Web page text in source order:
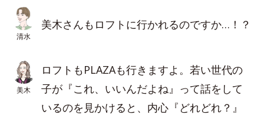
清水
美木さんもロフトに行かれるのですか…！？
美木
ロフトもPLAZAも行きますよ。若い世代の
子が『これ、いいんだよね』って話をして
いるのを見かけると、内心『どれどれ？』